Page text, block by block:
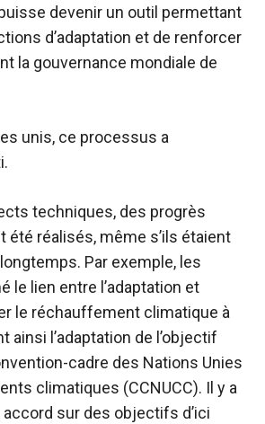
devenir un outil permettant
d’adaptation et de renforcer
la gouvernance mondiale de
unis, ce processus a
techniques, des progrès
été réalisés, même s’ils étaient
Par exemple, les
le lien entre l’adaptation et
le réchauffement climatique à
ainsi l’adaptation de l’objectif
cadre des Nations Unies
climatiques (CCNUCC). Il y a
sur des objectifs d’ici